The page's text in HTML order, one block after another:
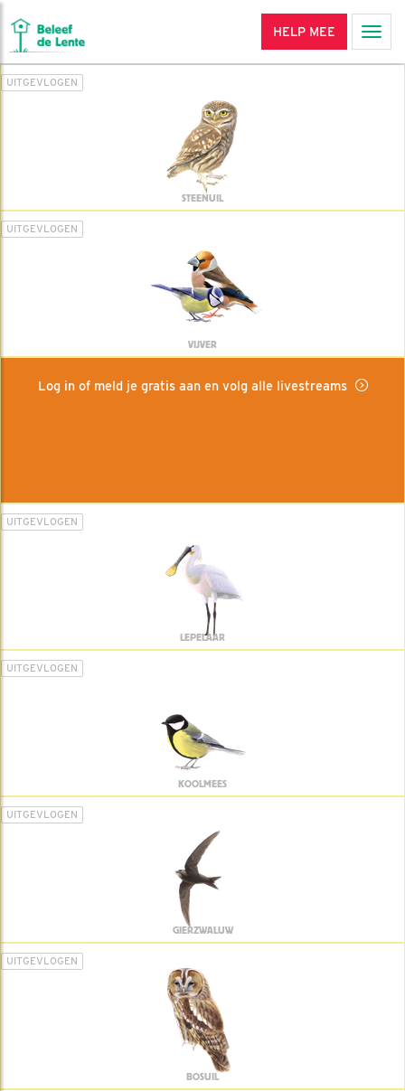
HELP MEE
UITGEVLOGEN
STEENUIL
UITGEVLOGEN
VIJVER
Log in of meld je gratis aan en volg alle livestreams
UITGEVLOGEN
LEPELAAR
UITGEVLOGEN
KOOLMEES
UITGEVLOGEN
GIERZWALUW
UITGEVLOGEN
BOSUIL